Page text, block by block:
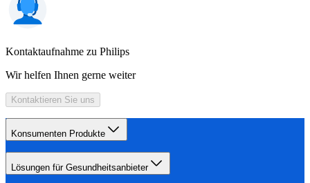
Kontaktaufnahme zu Philips
Wir helfen Ihnen gerne weiter
Kontaktieren Sie uns
Konsumenten Produkte
Lösungen für Gesundheitsanbieter